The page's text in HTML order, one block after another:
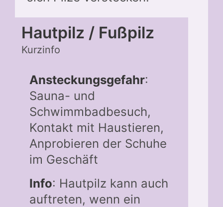
Hautpilz / Fußpilz
Kurzinfo
Ansteckungsgefahr:
Sauna- und
Schwimmbadbesuch,
Kontakt mit Haustieren,
Anprobieren der Schuhe
im Geschäft
Info: Hautpilz kann auch
auftreten, wenn ein